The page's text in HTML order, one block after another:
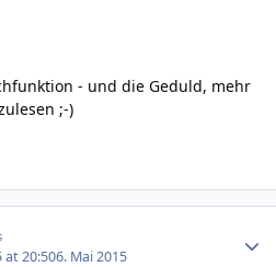
- und die Geduld, mehr
;-)
at 20:506. Mai 2015